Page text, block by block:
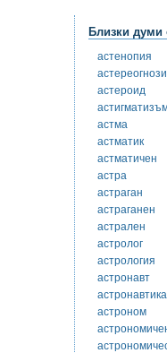
Близки думи
астенопия
астероид
астма
астматик
астматичен
астра
астраган
астраганен
астрален
астролог
астрология
астронавт
астронавтика
астроном